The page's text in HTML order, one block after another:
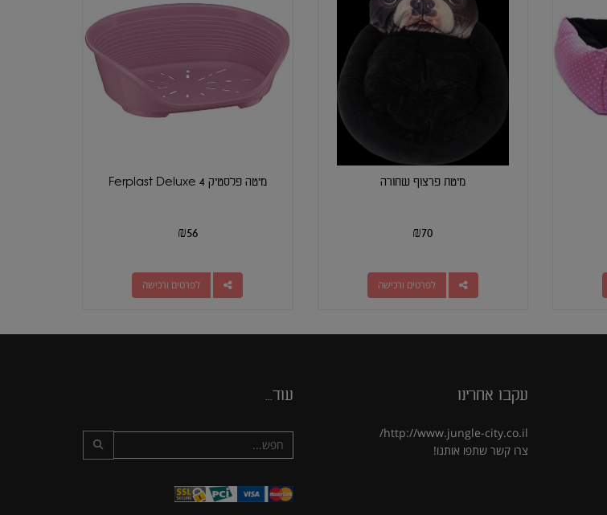
מיטת פרצוף שחורה
₪70
לפרטים ורכישה
מיטה פלסטיק 4 Ferplast Deluxe
₪56
לפרטים ורכישה
עקבו אחרינו
http://www.jungle-city.co.il/
צרו קשר שתפו אותנו!
עוד...